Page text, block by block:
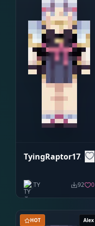
TyingRaptor1732
TY 92 0
Alex
HOT